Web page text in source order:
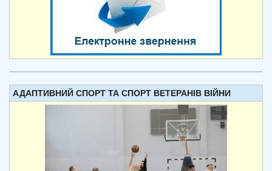
АДАПТИВНИЙ СПОРТ ТА СПОРТ ВЕТЕРАНІВ ВІЙНИ